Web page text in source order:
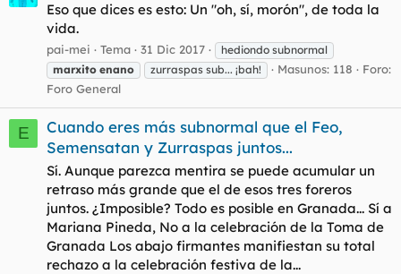
Eso que dices es esto: Un "oh, sí, morón", de toda la
vida.
pai-mei Tema 31 Dic 2017
hediondo subnormal
marxito enano zurraspas sub... ¡bah! Masunos: 118
Foro:
Foro General
E
Cuando eres más subnormal que el Feo,
Semensatan y Zurraspas juntos...
Sí. Aunque parezca mentira se puede acumular un
retraso más grande que el de esos tres foreros
juntos. ¿Imposible? Todo es posible en Granada... Sí a
Mariana Pineda, No a la celebración de la Toma de
Granada Los abajo firmantes manifiestan su total
rechazo a la celebración festiva de la...